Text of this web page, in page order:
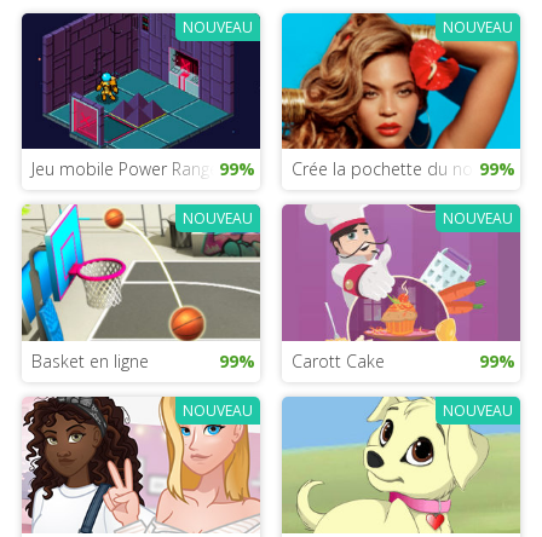
NOUVEAU
Jeu mobile Power Rangers99%
NOUVEAU
Crée la pochette du nouvel
99%
NOUVEAU
Basket en ligne 99%
NOUVEAU
Carott Cake 99%
NOUVEAU NOUVEAU